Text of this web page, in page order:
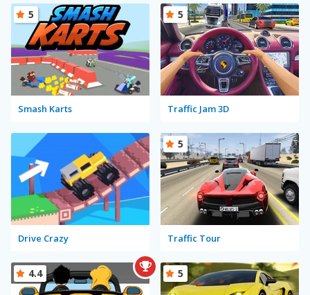
Smash Karts
5
Traffic Jam 3D
5
Drive Crazy Traffic Tour
5
4.4 5